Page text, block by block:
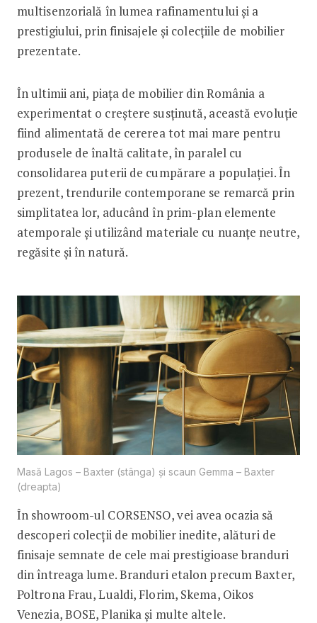
multisenzorială în lumea rafinamentului și a
prestigiului, prin finisajele și colecțiile de mobilier
prezentate.
În ultimii ani, piața de mobilier din România a
experimentat o creștere susținută, această evoluție
fiind alimentată de cererea tot mai mare pentru
produsele de înaltă calitate, în paralel cu
consolidarea puterii de cumpărare a populației. În
prezent, trendurile contemporane se remarcă prin
simplitatea lor, aducând în prim-plan elemente
atemporale și utilizând materiale cu nuanțe neutre,
regăsite și în natură.
Masă Lagos – Baxter (stânga) și scaun Gemma – Baxter
(dreapta)
În showroom-ul CORSENSO, vei avea ocazia să
descoperi colecții de mobilier inedite, alături de
finisaje semnate de cele mai prestigioase branduri
din întreaga lume. Branduri etalon precum Baxter,
Poltrona Frau, Lualdi, Florim, Skema, Oikos
Venezia, BOSE, Planika și multe altele.